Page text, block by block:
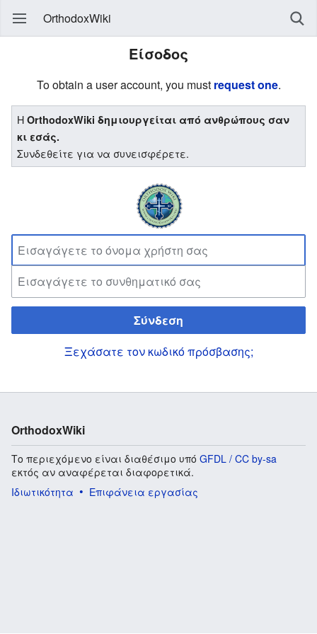
OrthodoxWiki
Είσοδος
To obtain a user account, you must request one.
ΗOrthodoxWiki δημιουργείται από ανθρώπους σαν
κι εσάς.
Συνδεθείτε για να συνεισφέρετε.
Σύνδεση
Ξεχάσατε τον κωδικό πρόσβασης;
OrthodoxWiki
Το περιεχόμενο είναι διαθέσιμο υπό GFDL / CC by-sa
εκτός αν αναφέρεται διαφορετικά.
Ιδιωτικότητα
Επιφάνεια εργασίας